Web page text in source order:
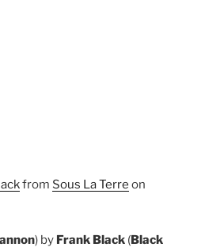
from Sous La Terre on
) by Frank Black (Black